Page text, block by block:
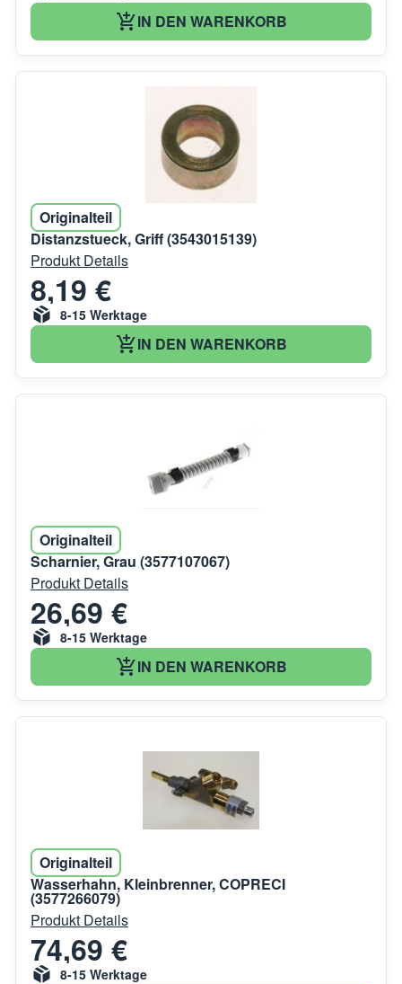
IN DEN WARENKORB
Originalteil
Distanzstueck, Griff (3543015139)
Produkt Details
8,19 €
8-15 Werktage
IN DEN WARENKORB
Originalteil
Scharnier, Grau (3577107067)
Produkt Details
26,69 €
8-15 Werktage
IN DEN WARENKORB
Originalteil
Wasserhahn, Kleinbrenner, COPRECI
(3577266079)
Produkt Details
74,69 €
8-15 Werktage